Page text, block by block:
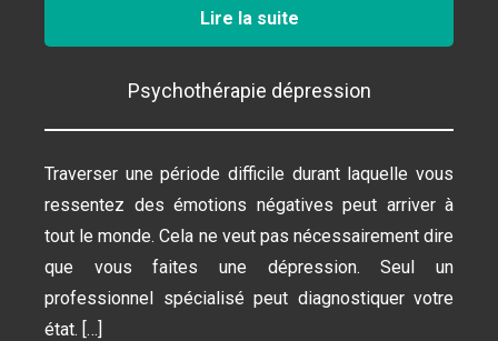
Lire la suite
Psychothérapie dépression
Traverser une période difficile durant laquelle vous
ressentez des émotions négatives peut arriver à
tout le monde. Cela ne veut pas nécessairement dire
que vous faites une dépression. Seul un
professionnel spécialisé peut diagnostiquer votre
état. […]